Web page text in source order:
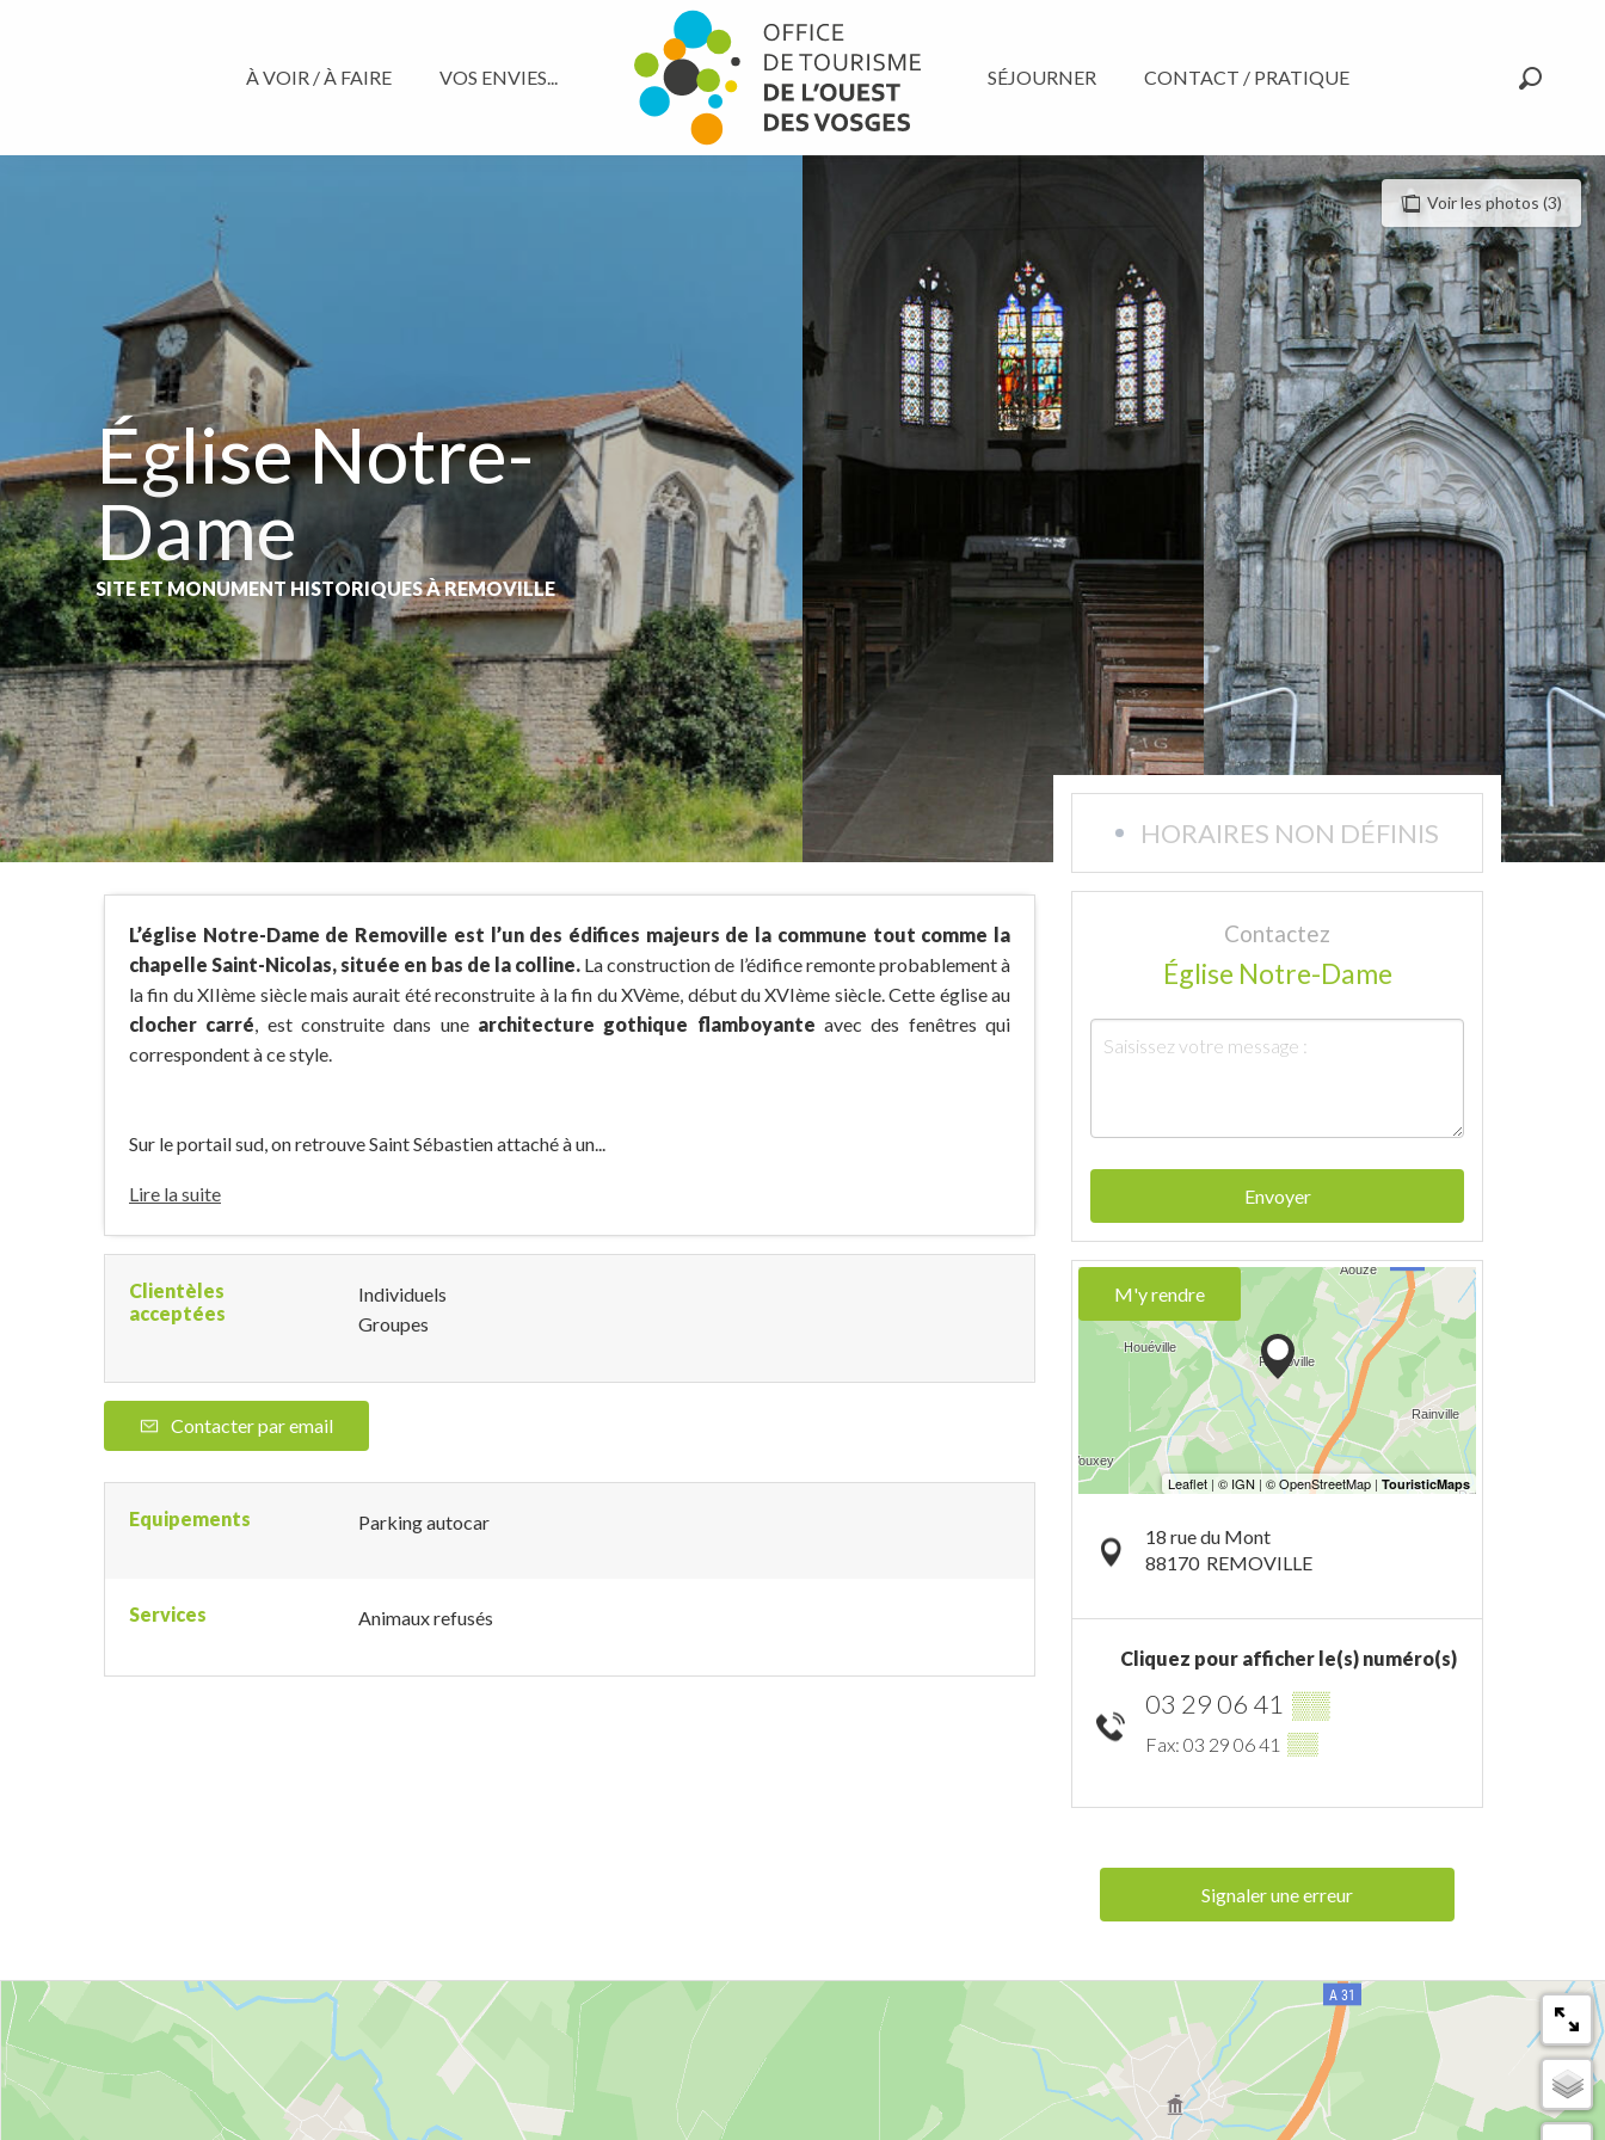
À VOIR / À FAIRE VOS ENVIES... SÉJOURNER CONTACT / PRATIQUE
Voir les photos (3)
Église Notre-
Dame
SITE ET MONUMENT HISTORIQUESÀ REMOVILLE
L’église Notre-Dame de Removille est l’un des édifices majeurs de la commune tout comme la
chapelle Saint-Nicolas, située en bas de la colline. La construction de l’édifice remonte probablement à
la fin du XIIème siècle mais aurait été reconstruite à la fin du XVème, début du XVIème siècle. Cette église au
clocher carré, est construite dans une architecture gothique flamboyante avec des fenêtres qui
correspondent à ce style.
Sur le portail sud, on retrouve Saint Sébastien attaché à un...
Lire la suite
Clientèles
acceptées
Individuels
Groupes
Contacter par email
Equipements Parking autocar
Services Animaux refusés
HORAIRES NON DÉFINIS
Contactez
Église Notre-Dame
Envoyer
M'y rendre
18 rue du Mont
88170 REMOVILLE
Cliquez pour afficher le(s) numéro(s)
03 29 06 41 ▒▒
Fax: 03 29 06 41 ▒▒
Signaler une erreur